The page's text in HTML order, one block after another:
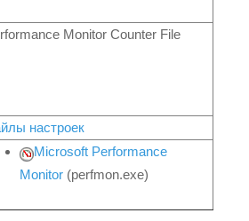
Monitor Counter File
настроек
Microsoft Performance
Monitor (perfmon.exe)